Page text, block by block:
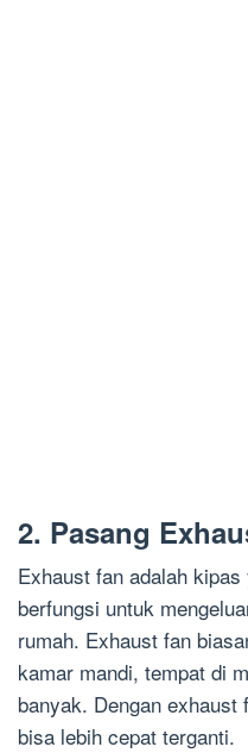
2. Pasang
Exhaust fan adalah
berfungsi untuk
rumah. Exhaust fan
kamar mandi, tempat di
banyak. Dengan
bisa lebih cepat terganti.